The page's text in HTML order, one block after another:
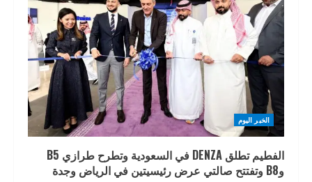
الخبر اليوم
الفطيم تطلق DENZA في السعودية وتطرح طرازي B5
وB8 وتفتتح صالتي عرض رئيسيتين في الرياض وجدة